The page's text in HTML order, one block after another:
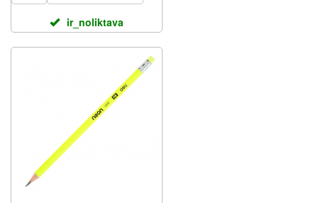
ir_noliktava